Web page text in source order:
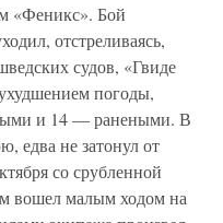
«Феникс». Бой
отстреливаясь,
судов, «Гвиде
погоды,
и 14 — ранеными. В
едва не затонул от
со срубленной
вошел малым ходом на